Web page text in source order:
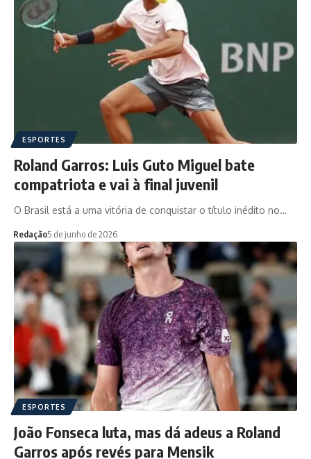
ESPORTES
Roland Garros: Luis Guto Miguel bate
compatriota e vai à final juvenil
O Brasil está a uma vitória de conquistar o título inédito no…
Redação5 de junho de 2026
ESPORTES
João Fonseca luta, mas dá adeus a Roland
Garros após revés para Mensik